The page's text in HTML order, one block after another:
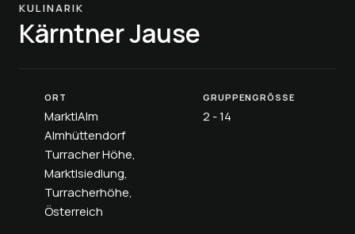
KULINARIK
Kärntner Jause
ORT
MarktlAlm
Almhüttendorf
Turracher Höhe,
Marktlsiedlung,
Turracherhöhe,
Österreich
GRUPPENGRÖSSE
2 - 14